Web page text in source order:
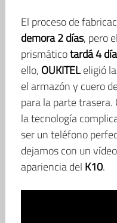
El proceso de
demora 2 días, pero
prismáticotardá 4
ello, OUKITELeligió
el armazón y cuero
para la parte
la tecnología
ser un teléfono
dejamos con un
apariencia del K10.